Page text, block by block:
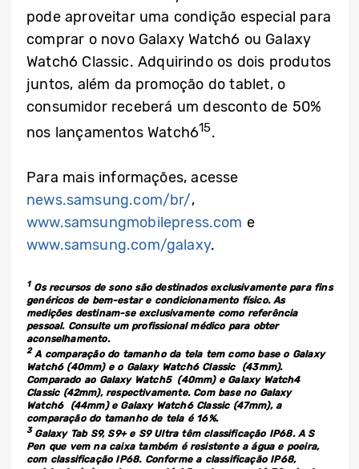
pode aproveitar uma condição especial para
comprar o novo Galaxy Watch6 ou Galaxy
Watch6 Classic. Adquirindo os dois produtos
juntos, além da promoção do tablet, o
consumidor receberá um desconto de 50%
nos lançamentos Watch615.
Para mais informações, acesse
news.samsung.com/br/,
www.samsungmobilepress.com e
www.samsung.com/galaxy.
1Os recursos de sono são destinados exclusivamente para fins
genéricos de bem-estar e condicionamento físico. As
medições destinam-se exclusivamente como referência
pessoal. Consulte um profissional médico para obter
aconselhamento.
2A comparação do tamanho da tela tem como base o Galaxy
Watch6 (40mm) e o Galaxy Watch6 Classic (43mm).
Comparado ao Galaxy Watch5 (40mm) e Galaxy Watch4
Classic (42mm), respectivamente. Com base no Galaxy
Watch6 (44mm) e Galaxy Watch6 Classic (47mm), a
comparação do tamanho de tela é 16%.
3Galaxy Tab S9, S9+ e S9 Ultra têm classificação IP68. A S
Pen que vem na caixa também é resistente a água e poeira,
com classificação IP68. Conforme a classificação IP68,